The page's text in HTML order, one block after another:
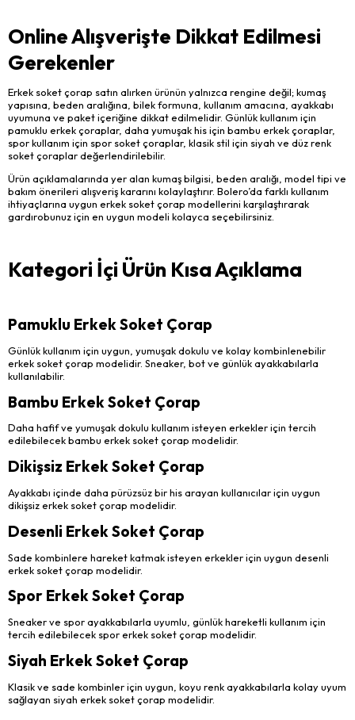
Online Alışverişte Dikkat Edilmesi
Gerekenler
Erkek soket çorap satın alırken ürünün yalnızca rengine değil; kumaş
yapısına, beden aralığına, bilek formuna, kullanım amacına, ayakkabı
uyumuna ve paket içeriğine dikkat edilmelidir. Günlük kullanım için
pamuklu erkek çoraplar, daha yumuşak his için bambu erkek çoraplar,
spor kullanım için spor soket çoraplar, klasik stil için siyah ve düz renk
soket çoraplar değerlendirilebilir.
Ürün açıklamalarında yer alan kumaş bilgisi, beden aralığı, model tipi ve
bakım önerileri alışveriş kararını kolaylaştırır. Bolero’da farklı kullanım
ihtiyaçlarına uygun erkek soket çorap modellerini karşılaştırarak
gardırobunuz için en uygun modeli kolayca seçebilirsiniz.
Kategori İçi Ürün Kısa Açıklama
Pamuklu Erkek Soket Çorap
Günlük kullanım için uygun, yumuşak dokulu ve kolay kombinlenebilir
erkek soket çorap modelidir. Sneaker, bot ve günlük ayakkabılarla
kullanılabilir.
Bambu Erkek Soket Çorap
Daha hafif ve yumuşak dokulu kullanım isteyen erkekler için tercih
edilebilecek bambu erkek soket çorap modelidir.
Dikişsiz Erkek Soket Çorap
Ayakkabı içinde daha pürüzsüz bir his arayan kullanıcılar için uygun
dikişsiz erkek soket çorap modelidir.
Desenli Erkek Soket Çorap
Sade kombinlere hareket katmak isteyen erkekler için uygun desenli
erkek soket çorap modelidir.
Spor Erkek Soket Çorap
Sneaker ve spor ayakkabılarla uyumlu, günlük hareketli kullanım için
tercih edilebilecek spor erkek soket çorap modelidir.
Siyah Erkek Soket Çorap
Klasik ve sade kombinler için uygun, koyu renk ayakkabılarla kolay uyum
sağlayan siyah erkek soket çorap modelidir.